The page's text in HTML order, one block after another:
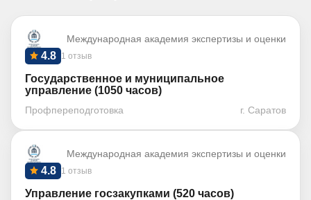
Международная академия экспертизы и оценки
1 отзыв
4.8
Государственное и муниципальное
управление (1050 часов)
Профпереподготовка г. Саратов
Международная академия экспертизы и оценки
1 отзыв
4.8
Управление госзакупками (520 часов)